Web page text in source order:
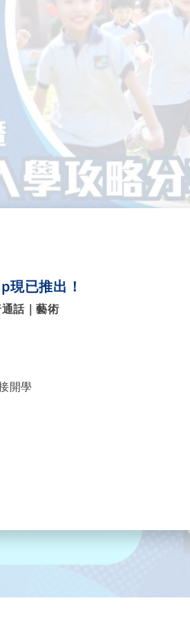
已推出！
話｜藝術
開學